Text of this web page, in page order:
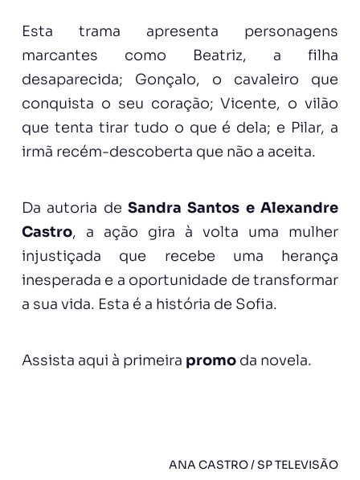
Esta trama apresenta personagens
marcantes como Beatriz, a filha
desaparecida; Gonçalo, o cavaleiro que
conquista o seu coração; Vicente, o vilão
que tenta tirar tudo o que é dela; e Pilar, a
irmã recém-descoberta que não a aceita.
Da autoria de Sandra Santos e Alexandre
Castro, a ação gira à volta uma mulher
injustiçada que recebe uma herança
inesperada e a oportunidade de transformar
a sua vida. Esta é a história de Sofia.
Assista aqui à primeira promoda novela.
ANA CASTRO / SP TELEVISÃO